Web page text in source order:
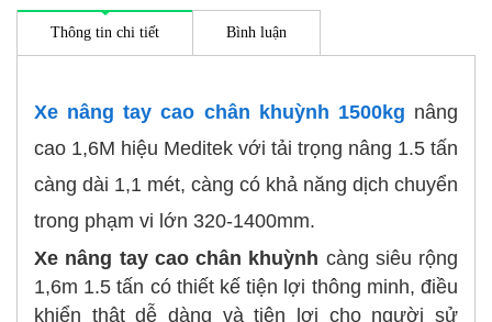
Thông tin chi tiết Bình luận
Xe nâng tay cao chân khuỳnh 1500kg nâng
cao 1,6M hiệu Meditek với tải trọng nâng 1.5 tấn
càng dài 1,1 mét, càng có khả năng dịch chuyển
trong phạm vi lớn 320-1400mm.
Xe nâng tay cao chân khuỳnh càng siêu rộng
1,6m 1.5 tấn có thiết kế tiện lợi thông minh, điều
khiển thật dễ dàng và tiện lợi cho người sử